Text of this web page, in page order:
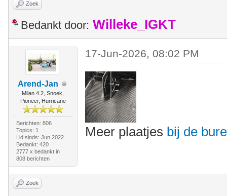
Zoek
Bedankt door: Willeke_IGKT
Arend-Jan
Milan 4.2, Snoek,
Pioneer, Hurricane
Berichten: 806
Topics: 1
Lid sinds: Jun 2022
Bedankt: 420
2777 x bedankt in
808 berichten
17-Jun-2026, 08:02 PM
Meer plaatjes bij de
Zoek